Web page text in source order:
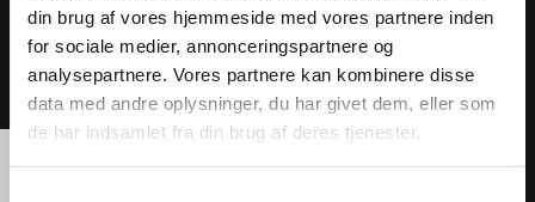
din brug af vores hjemmeside med vores partnere inden
for sociale medier, annonceringspartnere og
analysepartnere. Vores partnere kan kombinere disse
data med andre oplysninger, du har givet dem, eller som
de har indsamlet fra din brug af deres tjenester.
Accepter venligst marketingcookies for at se
dette kort.
Accepter cookies